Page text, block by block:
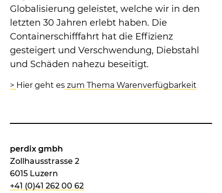
Globalisierung geleistet, welche wir in den
letzten 30 Jahren erlebt haben. Die
Containerschifffahrt hat die Effizienz
gesteigert und Verschwendung, Diebstahl
und Schäden nahezu beseitigt.
> Hier geht es zum Thema Warenverfügbarkeit
perdix gmbh
Zollhausstrasse 2
6015 Luzern
+41 (0)41 262 00 62